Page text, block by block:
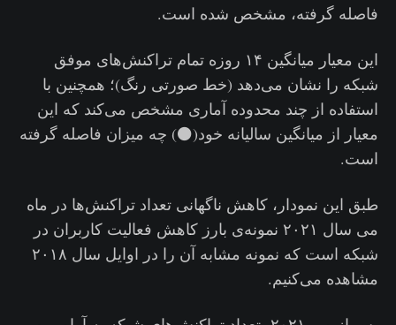
فاصله گرفته، مشخص شده است.
این معیار میانگین ۱۴ روزه تمام تراکنش‌های موفق
شبکه را نشان می‌دهد (خط صورتی رنگ)؛ همچنین با
استفاده از چند محدوده آماری مشخص می‌کند که این
معیار از میانگین سالیانه خود(⚫️) چه میزان فاصله گرفته
است.
طبق این نمودار، کاهش ناگهانی تعداد تراکنش‌ها در ماه
می سال ۲۰۲۱ نمونه‌ی بارز کاهش فعالیت کاربران در
شبکه است که نمونه مشابه آن را در اوایل سال ۲۰۱۸
مشاهده می‌کنیم.